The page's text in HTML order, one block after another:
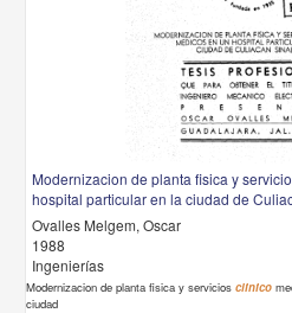
Modernizacion de planta fisica y
hospital particular en la ciudad de
Ovalles Melgem, Oscar
1988
Ingenierías
Modernizacion de planta fisica y serviciosclinico
ciudad